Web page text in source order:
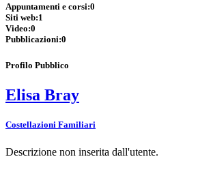
Appuntamenti e corsi:0
Siti web:1
Video:0
Pubblicazioni:0
Profilo Pubblico
Elisa Bray
Costellazioni Familiari
Descrizione non inserita dall'utente.